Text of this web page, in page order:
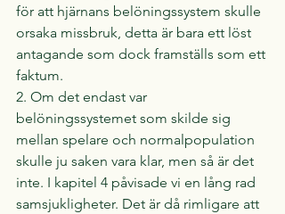
för att hjärnans belöningssystem skulle
orsaka missbruk, detta är bara ett löst
antagande som dock framställs som ett
faktum.
2. Om det endast var
belöningssystemet som skilde sig
mellan spelare och normalpopulation
skulle ju saken vara klar, men så är det
inte. I kapitel 4 påvisade vi en lång rad
samsjukligheter. Det är då rimligare att